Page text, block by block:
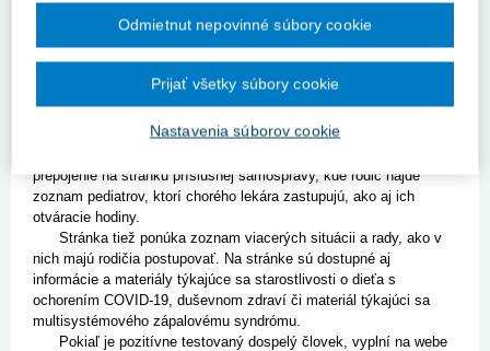
Postupy pre pozitívnych na ochorenie COVID-19 sú rozdelené pre
deti a dospelých.
mládež ponúka prepojenie na stránku pediatridetom.sk. Hlavná
Elena Prokopová priblížila, že stránka rodičom ponúka informácie,
prepojenie na stránku príslušnej samosprávy, kde rodič nájde
zoznam pediatrov, ktorí chorého lekára zastupujú, ako aj ich
otváracie hodiny.
Stránka tiež ponúka zoznam viacerých situácii a rady, ako v
nich majú rodičia postupovať. Na stránke sú dostupné aj
informácie a materiály týkajúce sa starostlivosti o dieťa s
ochorením COVID-19, duševnom zdraví či materiál týkajúci sa
multisystémového zápalovému syndrómu.
Pokiaľ je pozitívne testovaný dospelý človek, vyplní na webe
Nastavenia súborov cookie
Odmietnut nepovinné súbory cookie
Prijať všetky súbory cookie